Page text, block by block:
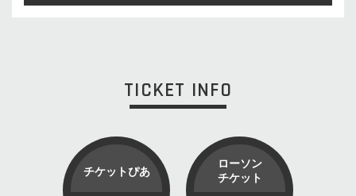
TICKET INFO
チケットぴあ
ローソン
チケット